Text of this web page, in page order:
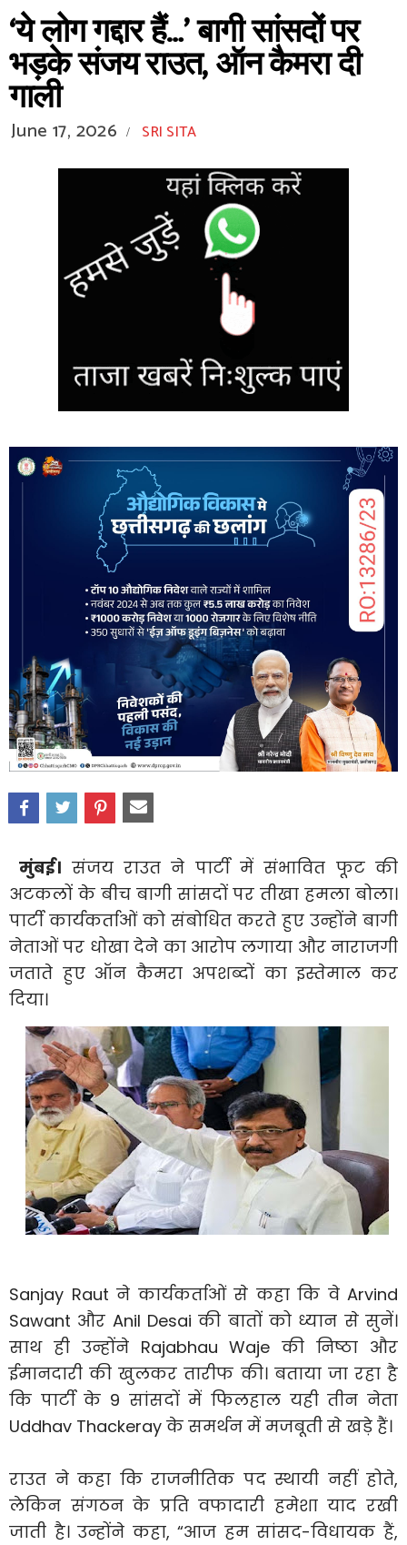
‘ये लोग गद्दार हैं…’ बागी सांसदों पर
भड़के संजय राउत, ऑन कैमरा दी
गाली
June 17, 2026 / SRI SITA
मुंबई। संजय राउत ने पार्टी में संभावित फूट की
अटकलों के बीच बागी सांसदों पर तीखा हमला बोला।
पार्टी कार्यकर्ताओं को संबोधित करते हुए उन्होंने बागी
नेताओं पर धोखा देने का आरोप लगाया और नाराजगी
जताते हुए ऑन कैमरा अपशब्दों का इस्तेमाल कर
दिया।
Sanjay Raut ने कार्यकर्ताओं से कहा कि वे Arvind
Sawant और Anil Desai की बातों को ध्यान से सुनें।
साथ ही उन्होंने Rajabhau Waje की निष्ठा और
ईमानदारी की खुलकर तारीफ की। बताया जा रहा है
कि पार्टी के 9 सांसदों में फिलहाल यही तीन नेता
Uddhav Thackeray के समर्थन में मजबूती से खड़े हैं।
राउत ने कहा कि राजनीतिक पद स्थायी नहीं होते,
लेकिन संगठन के प्रति वफादारी हमेशा याद रखी
जाती है। उन्होंने कहा, “आज हम सांसद-विधायक हैं,